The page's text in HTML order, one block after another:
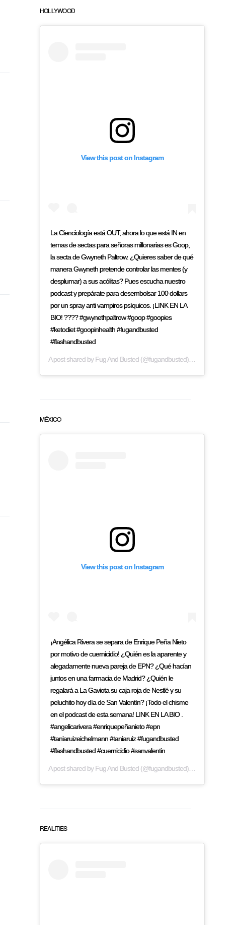
HOLLYWOOD
View this post on Instagram
La Cienciología está OUT, ahora lo que está IN en
temas de sectas para señoras millonarias es Goop,
la secta de Gwyneth Paltrow. ¿Quieres saber de qué
manera Gwyneth pretende controlar las mentes (y
desplumar) a sus acólitas? Pues escucha nuestro
podcast y prepárate para desembolsar 100 dollars
por un spray anti vampiros psíquicos. ¡LINK EN LA
BIO! ???? #gwynethpaltrow #goop #goopies
#ketodiet #goopinhealth #fugandbusted
#flashandbusted
A post shared byFug And Busted(@fugandbusted) on
MÉXICO
View this post on Instagram
¡Angélica Rivera se separa de Enrique Peña Nieto
por motivo de cuernicidio! ¿Quién es la aparente y
alegadamente nueva pareja de EPN? ¿Qué hacían
juntos en una farmacia de Madrid? ¿Quién le
regalará a La Gaviota su caja roja de Nestlé y su
peluchito hoy día de San Valentín? ¡Todo el chisme
en el podcast de esta semana! LINK EN LA BIO .
#angelicarivera #enriquepeñanieto #epn
#taniaruizeichelmann #taniaruiz #fugandbusted
#flashandbusted #cuernicidio #sanvalentin
A post shared byFug And Busted(@fugandbusted) on
REALITIES